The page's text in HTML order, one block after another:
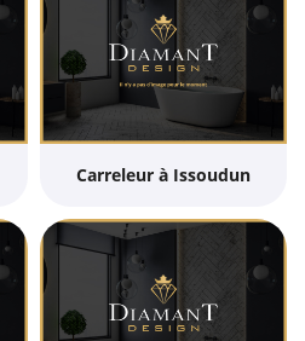
Carreleur à Issoudun